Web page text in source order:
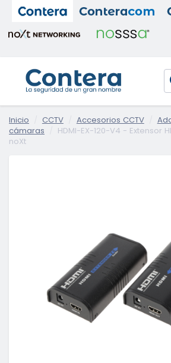
Inicio CCTV Accesorios CCTV
cámaras
HDMI-EX-120-V4 - Extensor
noXt